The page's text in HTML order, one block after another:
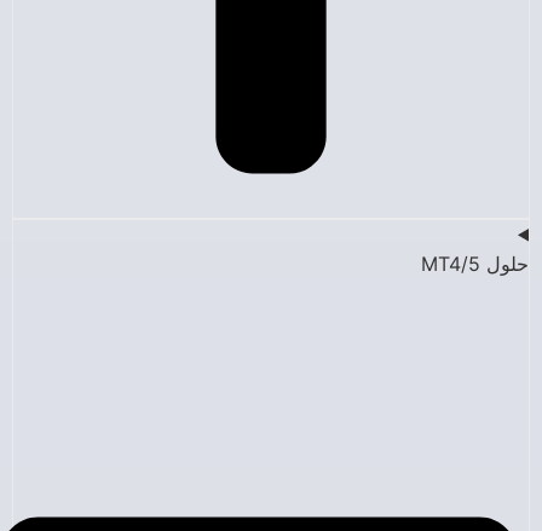
حلول MT4/5